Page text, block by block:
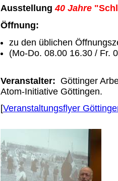
Ausstellung 40 Jahre
Öffnung:
zu den üblichen
(Mo-Do. 08.00 16.30 / Fr.
Veranstalter: Göttinger
Atom-Initiative Göttingen.
[Veranstaltungsflyer